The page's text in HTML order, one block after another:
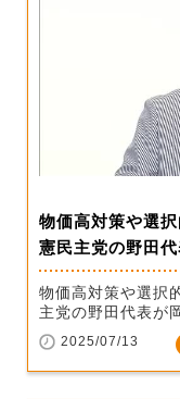
物価高対策や選
憲民主党の野田代
物価高対策や選択
主党の野田代表が
2025/07/13